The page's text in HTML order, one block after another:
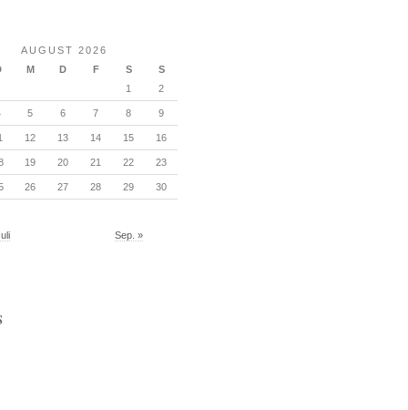
AUGUST 2026
M D F S
S
1
2
5 6 7 8 9
12 13 14 15 16
19 20 21 22 23
26 27 28 29 30
Sep. »